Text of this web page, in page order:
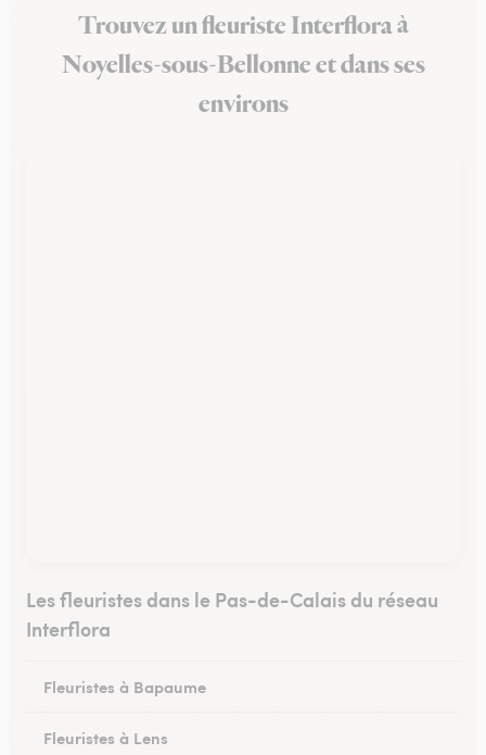
Trouvez un fleuriste Interflora à
Noyelles-sous-Bellonne et dans ses
environs
Les fleuristes dans le Pas-de-Calais du réseau
Interflora
Fleuristes à Bapaume
Fleuristes à Lens